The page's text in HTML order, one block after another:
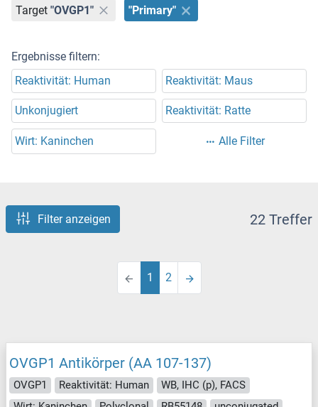
Target "OVGP1" "Primary"
Ergebnisse filtern:
Reaktivität: Human
Reaktivität: Maus
Unkonjugiert Reaktivität: Ratte
Wirt: Kaninchen Alle Filter
Filter anzeigen 22 Treffer
1 2
OVGP1 Antikörper (AA 107-137)
OVGP1 Reaktivität: Human
WB, IHC (p), FACS